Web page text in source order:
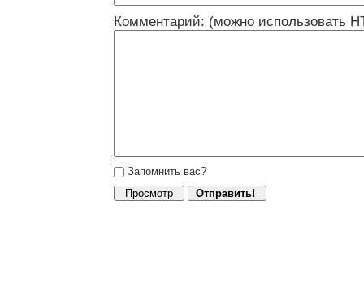
Комментарий: (можно использовать
Запомнить вас?